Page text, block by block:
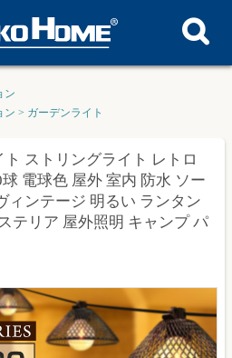
ン
ン > ガーデンライト
ストリングライト レトロ
電球色 屋外 室内 防水 ソー
ィンテージ 明るい ランタン
テリア 屋外照明 キャンプ パ